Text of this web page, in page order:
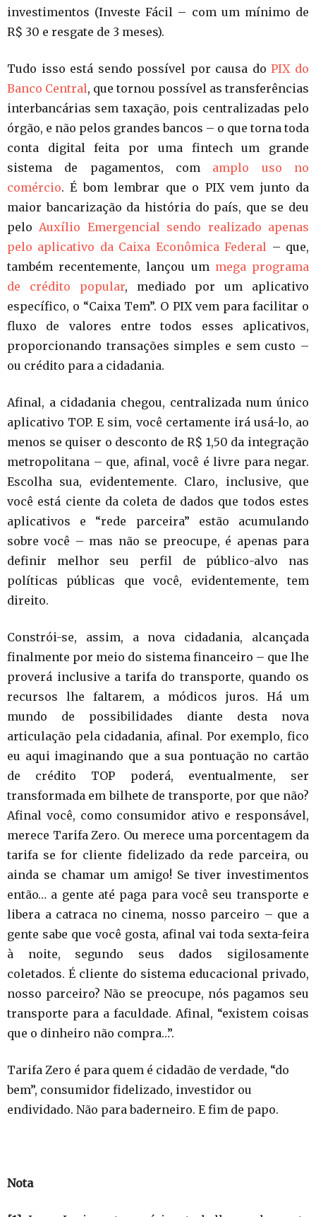
investimentos (Investe Fácil – com um mínimo de
R$ 30 e resgate de 3 meses).
Tudo isso está sendo possível por causa doPIX do
Banco Central, que tornou possível as transferências
interbancárias sem taxação, pois centralizadas pelo
órgão, e não pelos grandes bancos – o que torna toda
conta digital feita por uma fintech um grande
sistema de pagamentos, com amplo uso no
comércio. É bom lembrar que o PIX vem junto da
maior bancarização da história do país, que se deu
pelo Auxílio Emergencial sendo realizado apenas
pelo aplicativo da Caixa Econômica Federal – que,
também recentemente, lançou um mega programa
de crédito popular, mediado por um aplicativo
específico, o “Caixa Tem”. O PIX vem para facilitar o
fluxo de valores entre todos esses aplicativos,
proporcionando transações simples e sem custo –
ou crédito para a cidadania.
Afinal, a cidadania chegou, centralizada num único
aplicativo TOP. E sim, você certamente irá usá-lo, ao
menos se quiser o desconto de R$ 1,50 da integração
metropolitana – que, afinal, você é livre para negar.
Escolha sua, evidentemente. Claro, inclusive, que
você está ciente da coleta de dados que todos estes
aplicativos e “rede parceira” estão acumulando
sobre você – mas não se preocupe, é apenas para
definir melhor seu perfil de público-alvo nas
políticas públicas que você, evidentemente, tem
direito.
Constrói-se, assim, a nova cidadania, alcançada
finalmente por meio do sistema financeiro – que lhe
proverá inclusive a tarifa do transporte, quando os
recursos lhe faltarem, a módicos juros. Há um
mundo de possibilidades diante desta nova
articulação pela cidadania, afinal. Por exemplo, fico
eu aqui imaginando que a sua pontuação no cartão
de crédito TOP poderá, eventualmente, ser
transformada em bilhete de transporte, por que não?
Afinal você, como consumidor ativo e responsável,
merece Tarifa Zero. Ou merece uma porcentagem da
tarifa se for cliente fidelizado da rede parceira, ou
ainda se chamar um amigo! Se tiver investimentos
então… a gente até paga para você seu transporte e
libera a catraca no cinema, nosso parceiro – que a
gente sabe que você gosta, afinal vai toda sexta-feira
à noite, segundo seus dados sigilosamente
coletados. É cliente do sistema educacional privado,
nosso parceiro? Não se preocupe, nós pagamos seu
transporte para a faculdade. Afinal, “existem coisas
que o dinheiro não compra…”.
Tarifa Zero é para quem é cidadão de verdade, “do
bem”, consumidor fidelizado, investidor ou
endividado. Não para baderneiro. E fim de papo.
Nota